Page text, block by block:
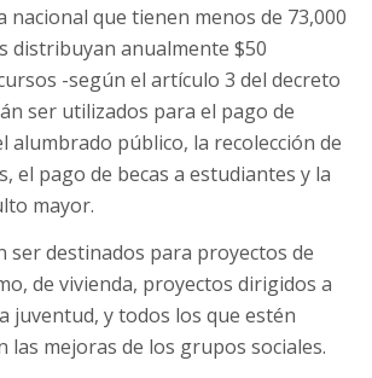
nacional que tienen menos de 73,000
distribuyan anualmente $50
-según el artículo 3 del decreto
ser utilizados para el pago de
alumbrado público, la recolección de
el pago de becas a estudiantes y la
mayor.
ser destinados para proyectos de
de vivienda, proyectos dirigidos a
juventud, y todos los que estén
las mejoras de los grupos sociales.